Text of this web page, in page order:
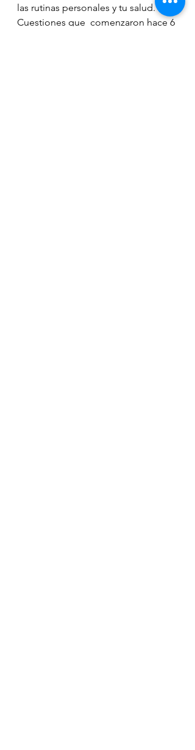
las rutinas personales y tu salud.
Cuestiones que  comenzaron hace 6